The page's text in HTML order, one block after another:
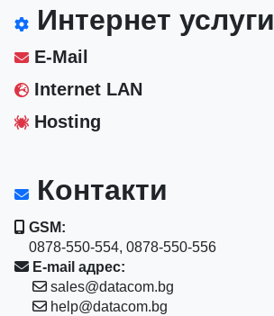
Интернет услуги
E-Mail
Internet LAN
Hosting
Контакти
GSM:
0878-550-554, 0878-550-556
E-mail адрес:
sales@datacom.bg
help@datacom.bg